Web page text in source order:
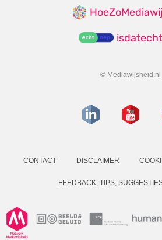
© Mediawijsheid.nl
CONTACT DISCLAIMER
FEEDBACK, TIPS,